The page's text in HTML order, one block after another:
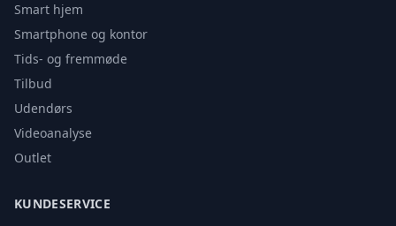
Smart hjem
Smartphone og kontor
Tids- og fremmøde
Tilbud
Udendørs
Videoanalyse
Outlet
KUNDESERVICE